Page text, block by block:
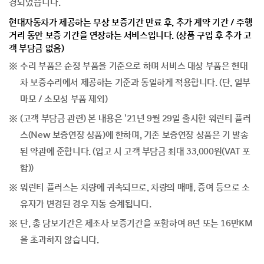
경되었습니다.
현대자동차가 제공하는 무상 보증기간 만료 후, 추가 계약 기간 / 주행
거리 동안 보증 기간을 연장하는 서비스입니다. (상품 구입 후 추가 고
객 부담금 없음)
수리 부품은 순정 부품을 기준으로 하며 서비스 대상 부품은 현대
차 보증수리에서 제공하는 기준과 동일하게 적용합니다. (단, 일부
마모 / 소모성 부품 제외)
(고객 부담금 관련) 본 내용은 '21년 9월 29일 출시한 워런티 플러
스(New 보증연장 상품)에 한하며, 기존 보증연장 상품은 기 발송
된 약관에 준합니다. (입고 시 고객 부담금 최대 33,000원(VAT 포
함))
워런티 플러스는 차량에 귀속되므로, 차량의 매매, 증여 등으로 소
유자가 변경된 경우 자동 승계됩니다.
단, 총 담보기간은 제조사 보증기간을 포함하여 8년 또는 16만KM
을 초과하지 않습니다.